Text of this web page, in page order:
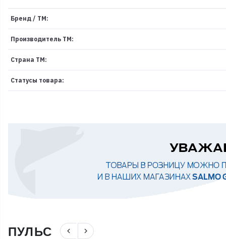
Бренд / ТМ:
Производитель ТМ:
Страна ТМ:
Статусы товара:
ПУЛЬС navigate_before navigate_next